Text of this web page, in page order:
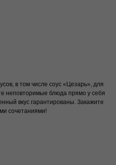
в том числе соус «Цезарь», для
неповторимые блюда прямо у себя
вкус гарантированы. Закажите
сочетаниями!